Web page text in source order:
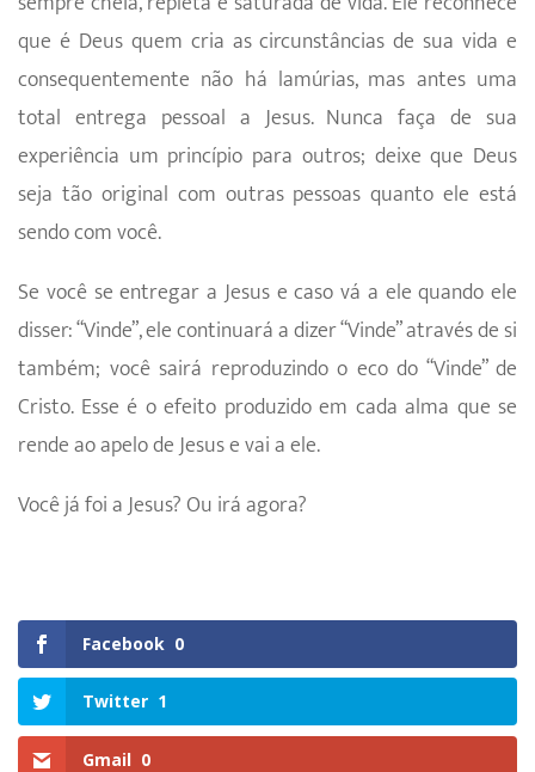
que é Deus quem cria as circunstâncias de sua vida e
consequentemente não há lamúrias, mas antes uma
total entrega pessoal a Jesus. Nunca faça de sua
experiência um princípio para outros; deixe que Deus
seja tão original com outras pessoas quanto ele está
sendo com você.
Se você se entregar a Jesus e caso vá a ele quando ele
disser: “Vinde”, ele continuará a dizer “Vinde” através de si
também; você sairá reproduzindo o eco do “Vinde” de
Cristo. Esse é o efeito produzido em cada alma que se
rende ao apelo de Jesus e vai a ele.
Você já foi a Jesus? Ou irá agora?
Facebook 0
Twitter 1
Gmail 0